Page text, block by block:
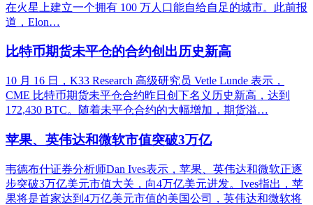
在火星上建立一个拥有 100 万人口能自给自足的城市。此前报
道，Elon…
比特币期货未平仓的合约创出历史新高
10 月 16 日，K33 Research 高级研究员 Vetle Lunde 表示，
CME 比特币期货未平仓合约昨日创下名义历史新高，达到
172,430 BTC。随着未平仓合约的大幅增加，期货溢…
苹果、英伟达和微软市值突破3万亿
韦德布什证券分析师Dan Ives表示，苹果、英伟达和微软正逐
步突破3万亿美元市值大关，向4万亿美元进发。Ives指出，苹
果将是首家达到4万亿美元市值的美国公司，英伟达和微软将